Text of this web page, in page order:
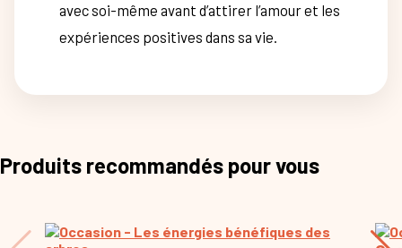
avec soi-même avant d’attirer l’amour et les
expériences positives dans sa vie.
Produits recommandés pour vous